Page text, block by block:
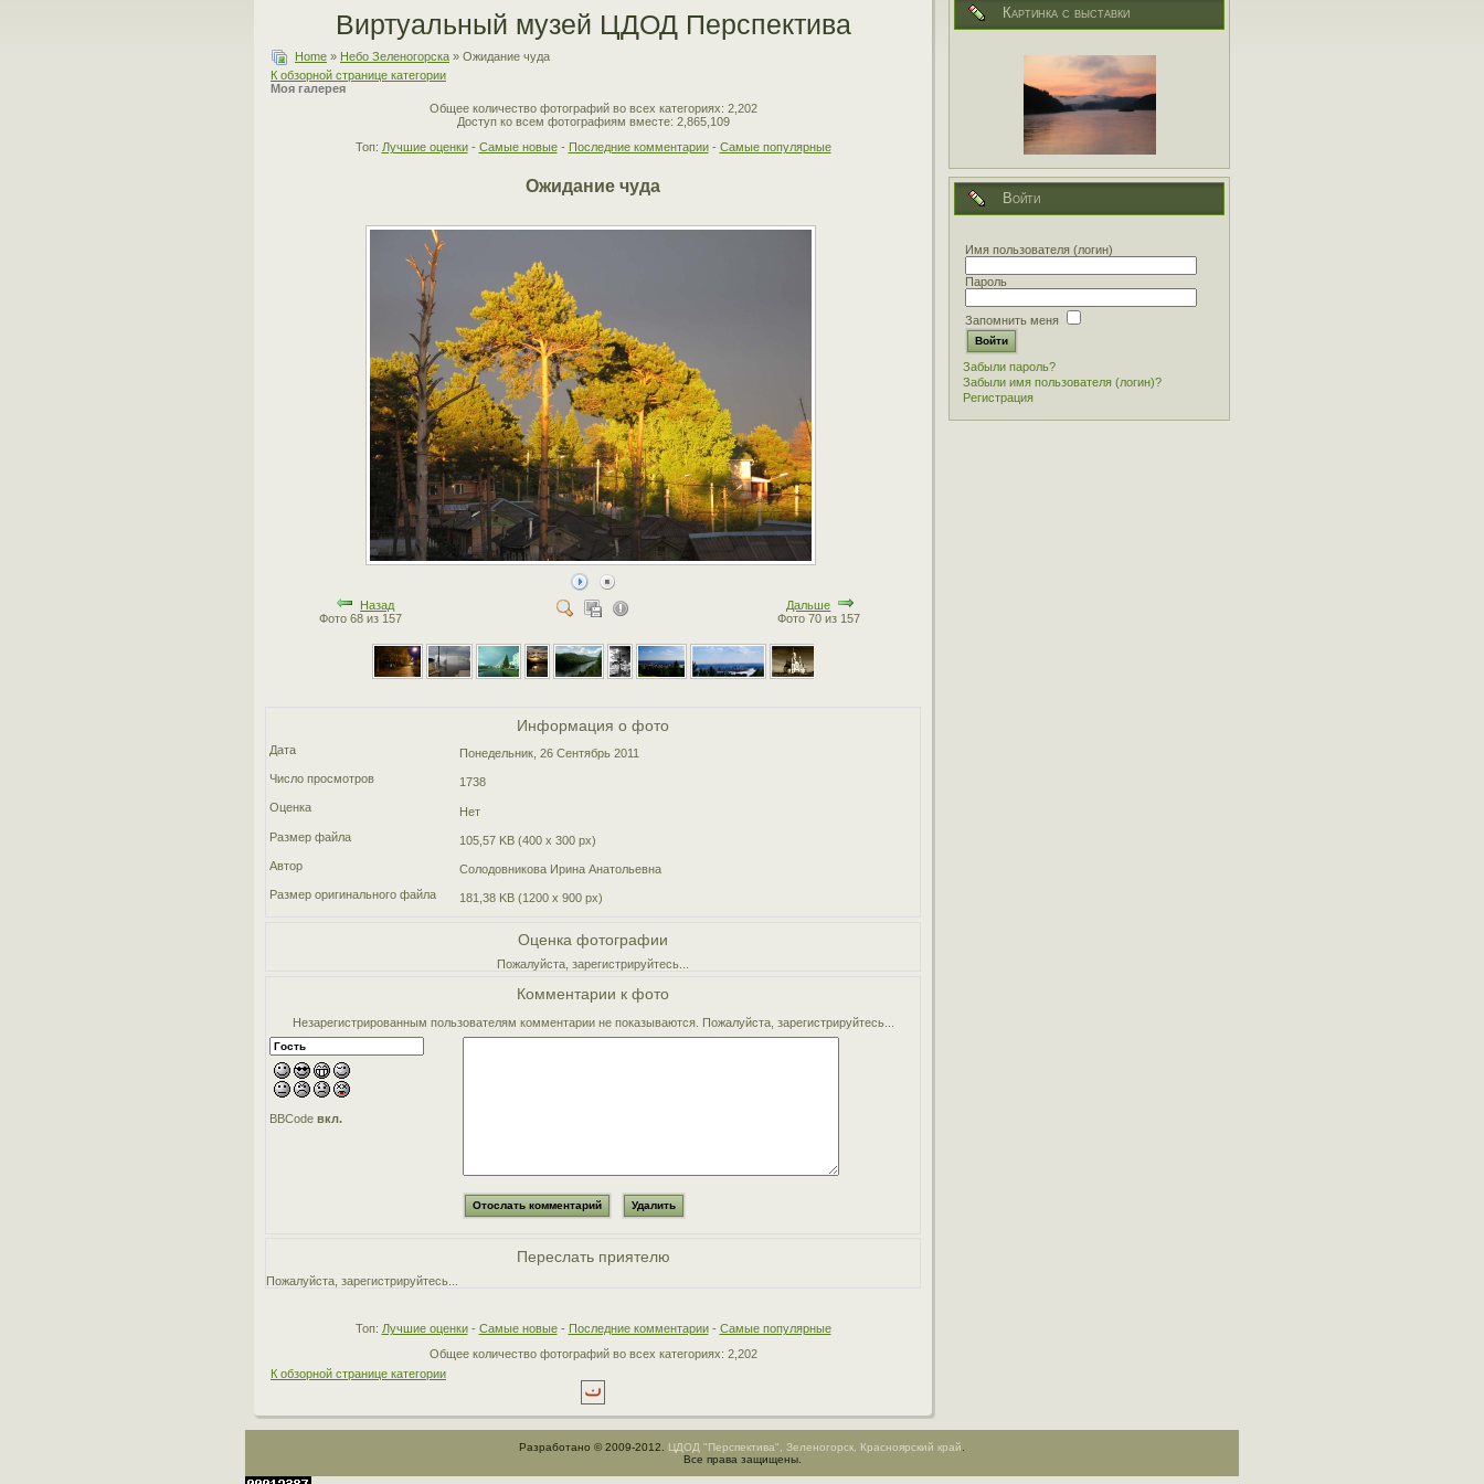
Виртуальный музей ЦДОД Перспектива
Home » Небо Зеленогорска » Ожидание чуда
К обзорной странице категории
Моя галерея
Общее количество фотографий во всех категориях: 2,202
Доступ ко всем фотографиям вместе: 2,865,109
Топ: Лучшие оценки- Самые новые- Последние комментарии- Самые популярные
Ожидание чуда
Назад
Фото 68 из 157
Дальше
Фото 70 из 157
Информация о фото
Дата
Понедельник, 26 Сентябрь 2011
Число просмотров
1738
Оценка
Нет
Размер файла
105,57 KB (400 x 300 px)
Автор
Солодовникова Ирина Анатольевна
Размер оригинального файла
181,38 KB (1200 x 900 px)
Оценка фотографии
Пожалуйста, зарегистрируйтесь...
Комментарии к фото
Незарегистрированным пользователям комментарии не показываются. Пожалуйста, зарегистрируйтесь...
BBCodeвкл.
Переслать приятелю
Пожалуйста, зарегистрируйтесь...
Топ: Лучшие оценки- Самые новые- Последние комментарии- Самые популярные
Общее количество фотографий во всех категориях: 2,202
К обзорной странице категории
Картинка с выставки
Войти
Имя пользователя (логин)
Пароль
Запомнить меня
Забыли пароль?
Забыли имя пользователя (логин)?
Регистрация
Разработано © 2009-2012. ЦДОД "Перспектива", Зеленогорск, Красноярский край.
Все права защищены.